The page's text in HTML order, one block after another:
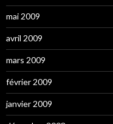
mai 2009
avril 2009
mars 2009
février 2009
janvier 2009